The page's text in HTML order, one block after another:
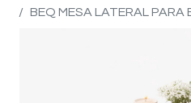
BEQ MESA LATERAL PARA